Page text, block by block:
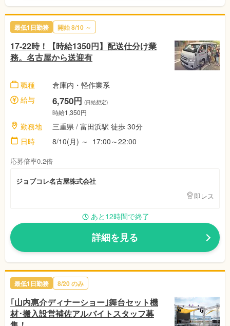
最低1日勤務 開始 8/10 ～
17-22時！【時給1350円】配送仕分け業
務。名古屋から送迎有
職種
倉庫内・軽作業系
給与
6,750円 (日給想定)
時給1,350円
勤務地
三重県 / 富田浜駅 徒歩 30分
日時
8/10(月) ～ 17:00～22:00
応募倍率0.2倍
ジョブコレ名古屋株式会社
即レス
あと12時間で終了
詳細を見る
最低1日勤務 8/20 のみ
｢山内惠介ディナーショー｣舞台セット機
材･搬入設営補佐アルバイトスタッフ募